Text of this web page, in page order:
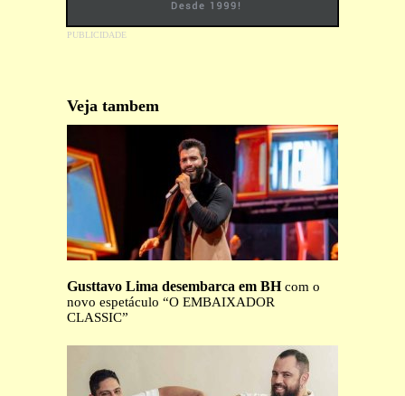
Veja tambem
Gusttavo Lima desembarca em BHcom o
novo espetáculo “O EMBAIXADOR
CLASSIC”